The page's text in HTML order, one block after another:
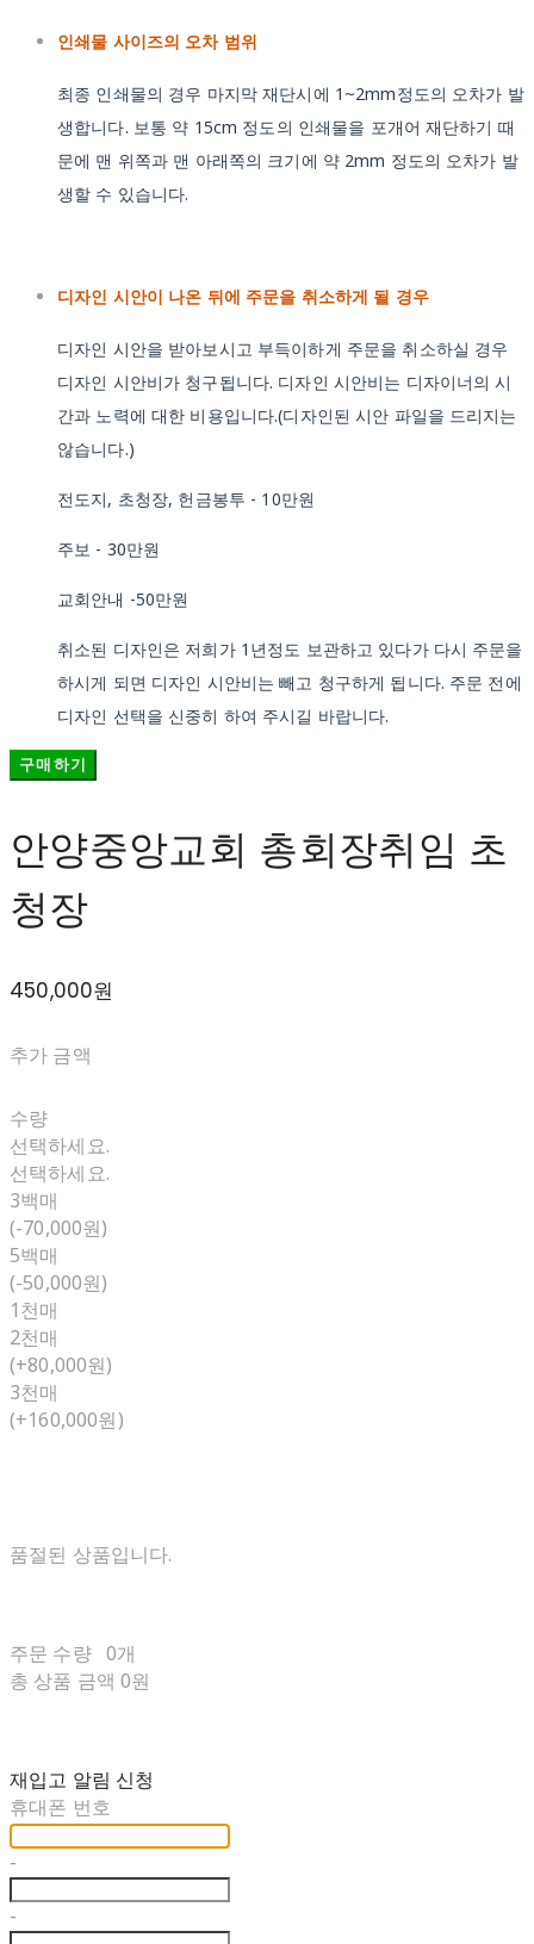
인쇄물 사이즈의 오차 범위
최종 인쇄물의 경우 마지막 재단시에 1~2mm정도의 오차가 발
생합니다. 보통 약 15cm 정도의 인쇄물을 포개어 재단하기 때
문에 맨 위쪽과 맨 아래쪽의 크기에 약 2mm 정도의 오차가 발
생할 수 있습니다.
디자인 시안이 나온 뒤에 주문을 취소하게 될 경우
디자인 시안을 받아보시고 부득이하게 주문을 취소하실 경우
디자인 시안비가 청구됩니다. 디자인 시안비는 디자이너의 시
간과 노력에 대한 비용입니다.(디자인된 시안 파일을 드리지는
않습니다.)
전도지, 초청장, 헌금봉투 - 10만원
주보 - 30만원
교회안내 -50만원
취소된 디자인은 저희가 1년정도 보관하고 있다가 다시 주문을
하시게 되면 디자인 시안비는 빼고 청구하게 됩니다. 주문 전에
디자인 선택을 신중히 하여 주시길 바랍니다.
구매하기
안양중앙교회 총회장취임 초
청장
450,000원
추가 금액
수량
선택하세요.
선택하세요.
3백매
(-70,000원)
5백매
(-50,000원)
1천매
2천매
(+80,000원)
3천매
(+160,000원)
품절된 상품입니다.
주문 수량 0개
총 상품 금액 0원
재입고 알림 신청
휴대폰 번호
-
-